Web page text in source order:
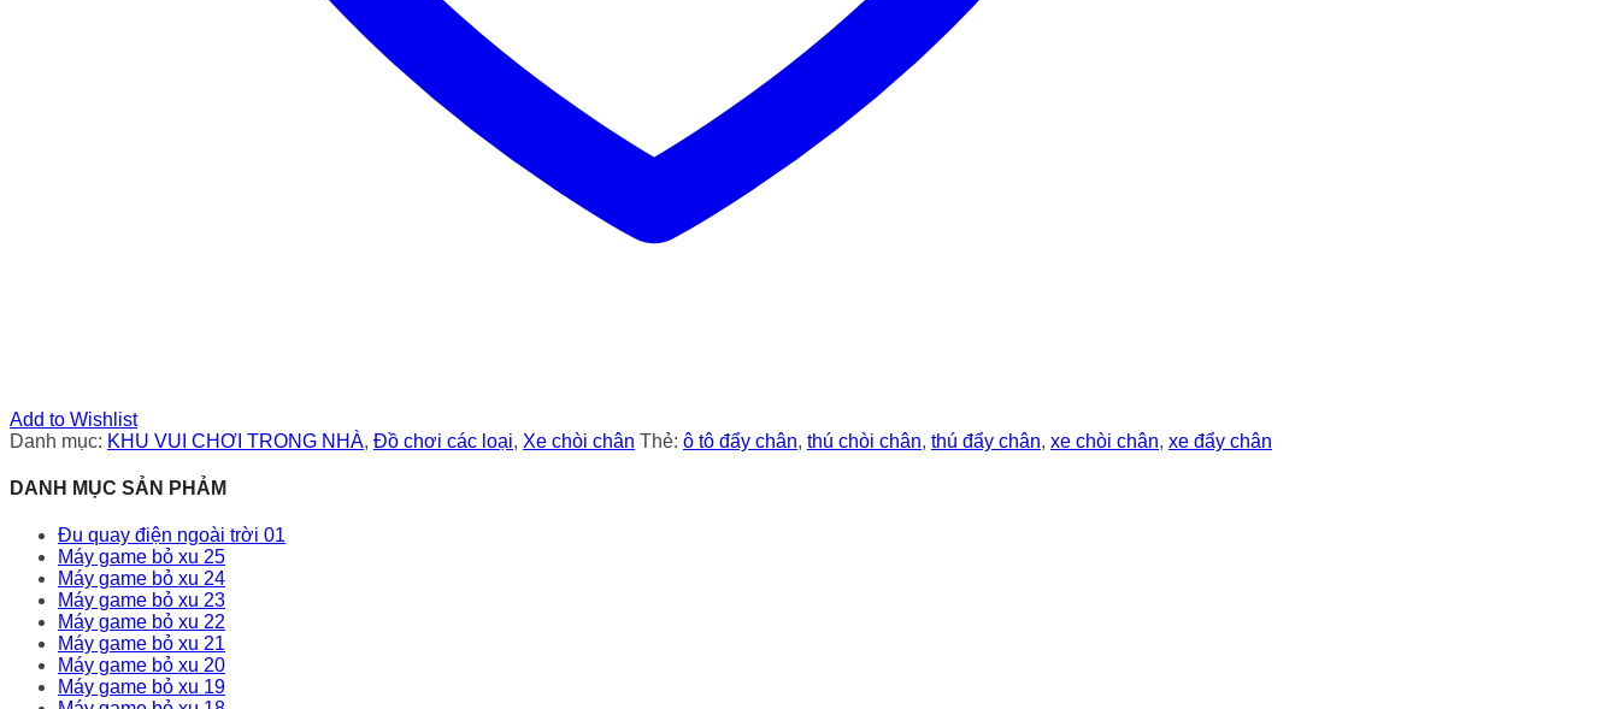
Add to Wishlist
Danh mục: KHU VUI CHƠI TRONG NHÀ, Đồ chơi các loại, Xe chòi chân Thẻ: ô tô đẩy chân, thú chòi chân, thú đẩy chân, xe chòi chân, xe đẩy chân
DANH MỤC SẢN PHẢM
Đu quay điện ngoài trời 01
Máy game bỏ xu 25
Máy game bỏ xu 24
Máy game bỏ xu 23
Máy game bỏ xu 22
Máy game bỏ xu 21
Máy game bỏ xu 20
Máy game bỏ xu 19